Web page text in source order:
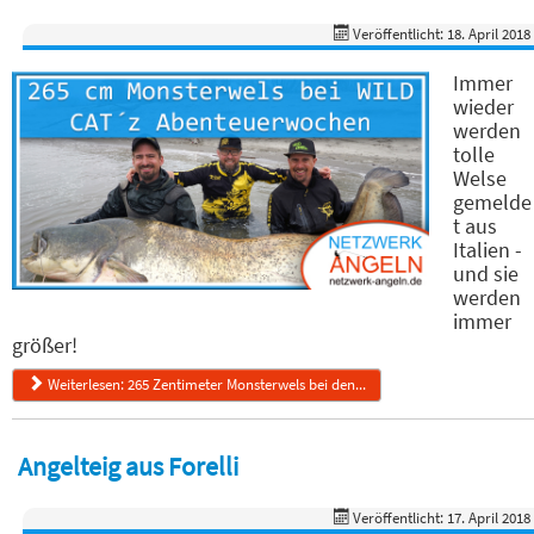
Veröffentlicht: 18. April 2018
Immer
wieder
werden
tolle
Welse
gemelde
t aus
Italien -
und sie
werden
immer
größer!
Weiterlesen: 265 Zentimeter Monsterwels bei den...
Angelteig aus Forelli
Veröffentlicht: 17. April 2018